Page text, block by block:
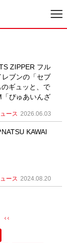
ZIPPER フル
ブンの「セブ
ギュッと、で
ぴゅあいんざ
ース 2026.06.03
KAWAI
ース 2024.08.20